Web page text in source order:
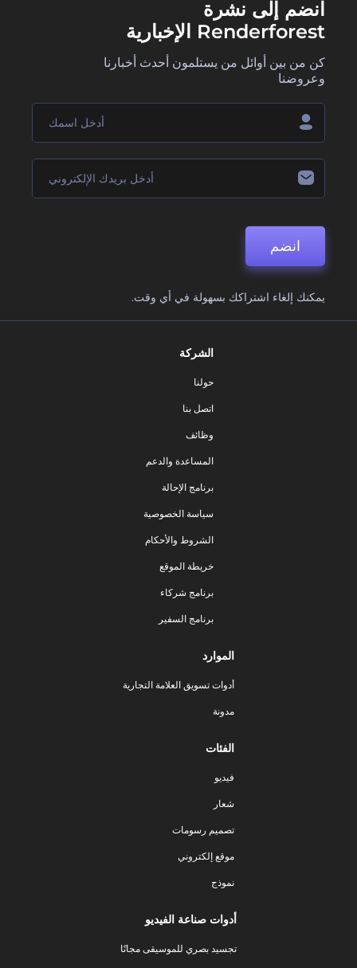
انضم إلى نشرة
Renderforest الإخبارية
كن من بين أوائل من يستلمون أحدث أخبارنا
وعروضنا
انضم
يمكنك إلغاء اشتراكك بسهولة في أي وقت.
الشركة
حولنا
اتصل بنا
وظائف
المساعدة والدعم
برنامج الإحالة
سياسة الخصوصية
الشروط والأحكام
خريطة الموقع
برنامج شركاء
برنامج السفير
الموارد
أدوات تسويق العلامة التجارية
مدونة
الفئات
فيديو
شعار
تصميم رسومات
موقع إلكتروني
نموذج
أدوات صناعة الفيديو
تجسيد بصري للموسيقى مجانًا